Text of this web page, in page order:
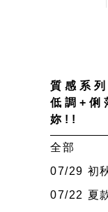
質感系
低調+俐
妳!!
全部
07/29 初
07/22 夏